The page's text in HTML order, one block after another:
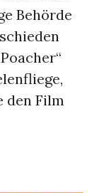
Behörde
den Film